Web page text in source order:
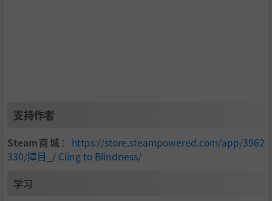
支持作者
Steam商城 ： https://store.steampowered.com/app/3962
330/障目_/ Cling to Blindness/
学习